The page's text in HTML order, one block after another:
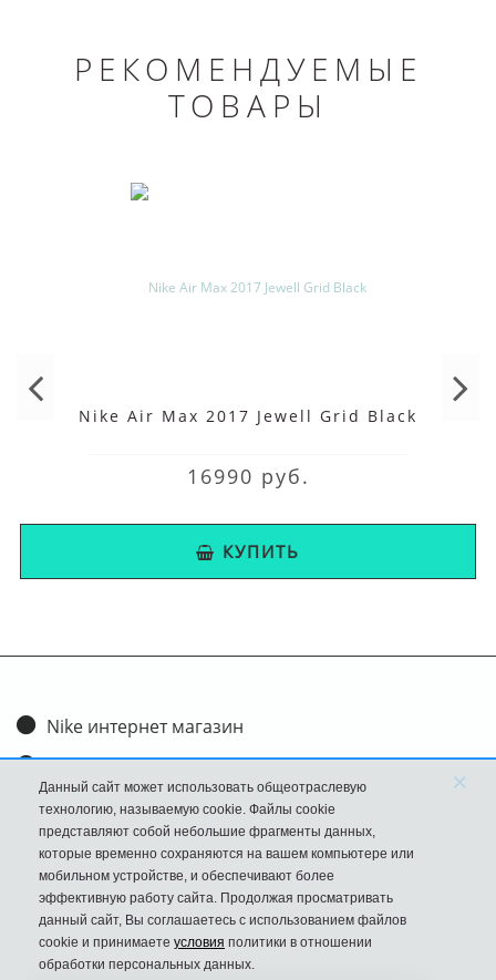
РЕКОМЕНДУЕМЫЕ
ТОВАРЫ
Nike Air Max 2017 Jewell Grid Black
16990 руб.
КУПИТЬ
Nike интернет магазин
Доставка и оплата
Обмен и возврат
Размеры
FAQ
Новости
Политика Конфиденциальности
Данный сайт может использовать общеотраслевую
технологию, называемую cookie. Файлы cookie
представляют собой небольшие фрагменты данных,
которые временно сохраняются на вашем компьютере или
мобильном устройстве, и обеспечивают более
эффективную работу сайта. Продолжая просматривать
данный сайт, Вы соглашаетесь с использованием файлов
cookie и принимаете условия политики в отношении
обработки персональных данных.
×